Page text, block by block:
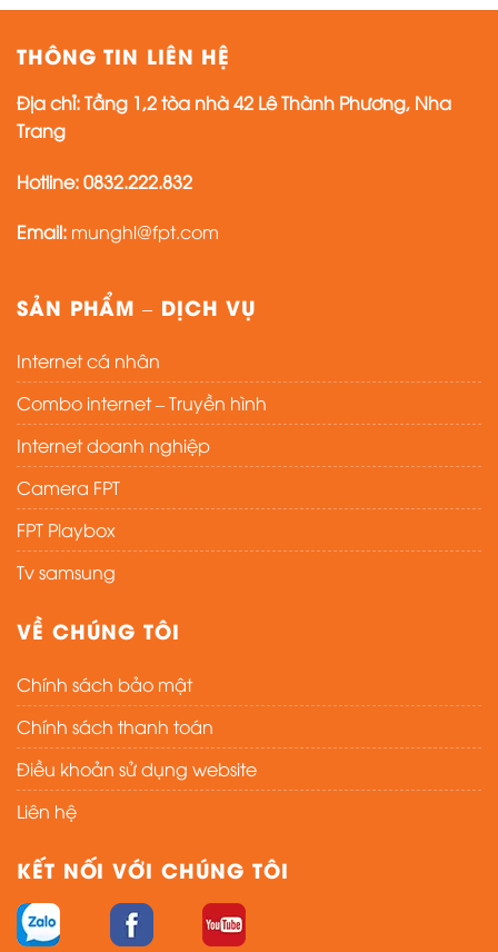
THÔNG TIN LIÊN HỆ
Địa chỉ: Tầng 1,2 tòa nhà 42 Lê Thành Phương, Nha
Trang
Hotline:0832.222.832
Email: munghl@fpt.com
SẢN PHẨM – DỊCH VỤ
Internet cá nhân
Combo internet – Truyền hình
Internet doanh nghiệp
Camera FPT
FPT Playbox
Tv samsung
VỀ CHÚNG TÔI
Chính sách bảo mật
Chính sách thanh toán
Điều khoản sử dụng website
Liên hệ
KẾT NỐI VỚI CHÚNG TÔI